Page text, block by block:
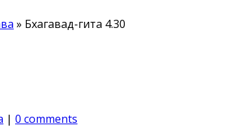
» Бхагавад-гита 4.30
| 0 comments